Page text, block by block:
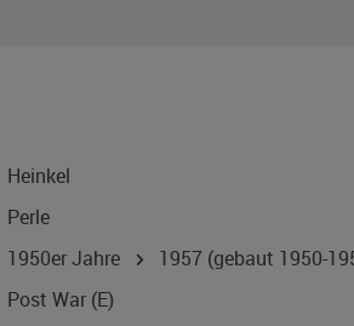
Heinkel
Perle
1950er Jahre 1957 (gebaut 1950-
Post War (E)